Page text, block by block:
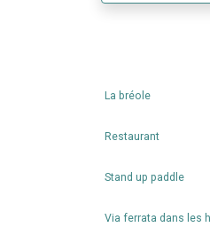
La bréole
Restaurant
Stand up paddle
Via ferrata dans les